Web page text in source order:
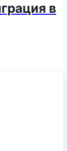
в